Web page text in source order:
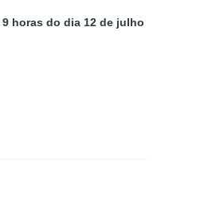
9 horas do dia 12 de julho